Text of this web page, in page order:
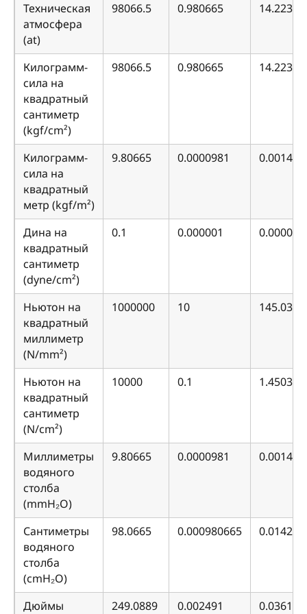
Техническая
атмосфера
(at)
98066.5 0.980665 14.22334
Килограмм-
сила на
квадратный
сантиметр
(kgf/cm²)
98066.5 0.980665 14.22334
Килограмм-
сила на
квадратный
метр (kgf/m²)
9.80665 0.0000981 0.001422
Дина на
квадратный
сантиметр
(dyne/cm²)
0.1 0.000001
Ньютон на
квадратный
миллиметр
(N/mm²)
1000000 10 145.0377
Ньютон на
квадратный
сантиметр
(N/cm²)
10000 0.1 1.450377
Миллиметры
водяного
столба
(mmH₂O)
9.80665 0.0000981 0.001422
Сантиметры
водяного
столба
(cmH₂O)
98.0665 0.000980665 0.014223
Дюймы
249.0889 0.002491 0.036127